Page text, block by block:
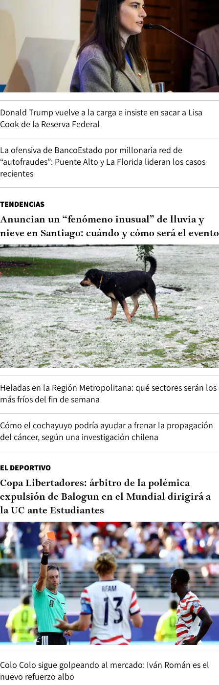
Donald Trump vuelve a la carga e insiste en sacar a Lisa
Cook de la Reserva Federal
La ofensiva de BancoEstado por millonaria red de
“autofraudes”: Puente Alto y La Florida lideran los casos
recientes
TENDENCIAS
Anuncian un “fenómeno inusual” de lluvia y
nieve en Santiago: cuándo y cómo será el evento
Heladas en la Región Metropolitana: qué sectores serán los
más fríos del fin de semana
Cómo el cochayuyo podría ayudar a frenar la propagación
del cáncer, según una investigación chilena
EL DEPORTIVO
Copa Libertadores: árbitro de la polémica
expulsión de Balogun en el Mundial dirigirá a
la UC ante Estudiantes
Colo Colo sigue golpeando al mercado: Iván Román es el
nuevo refuerzo albo